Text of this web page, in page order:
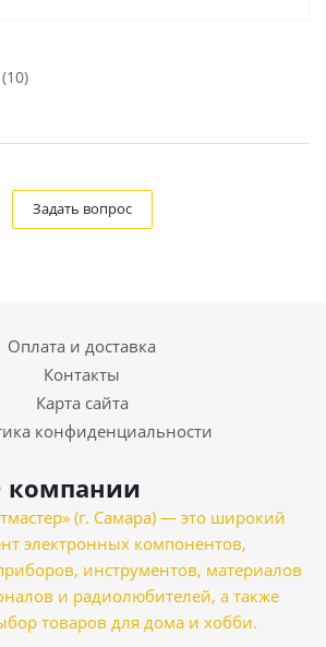
Задать вопрос
Оплата и доставка
Контакты
Карта сайта
конфиденциальности
компании
(г. Самара) — это широкий
электронных компонентов,
инструментов, материалов
и радиолюбителей, а также
товаров для дома и хобби.